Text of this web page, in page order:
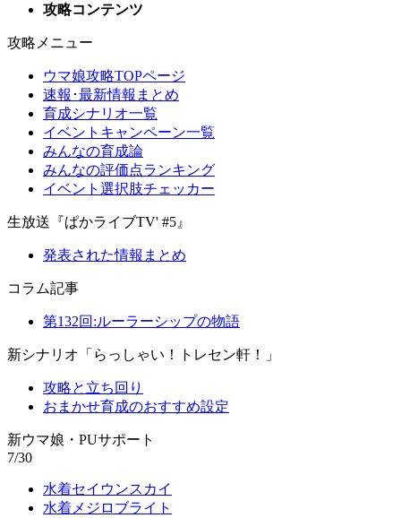
攻略コンテンツ
攻略メニュー
ウマ娘攻略TOPページ
速報･最新情報まとめ
育成シナリオ一覧
イベントキャンペーン一覧
みんなの育成論
みんなの評価点ランキング
イベント選択肢チェッカー
生放送『ぱかライブTV' #5』
発表された情報まとめ
コラム記事
第132回:ルーラーシップの物語
新シナリオ「らっしゃい！トレセン軒！」
攻略と立ち回り
おまかせ育成のおすすめ設定
新ウマ娘・PUサポート
7/30
水着セイウンスカイ
水着メジロブライト